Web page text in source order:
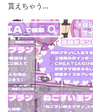
貰えちゃう...